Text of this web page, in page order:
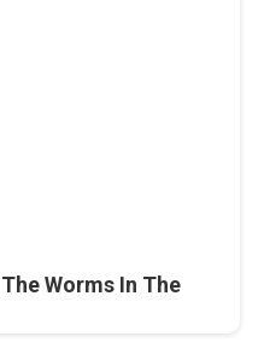
Worms In The